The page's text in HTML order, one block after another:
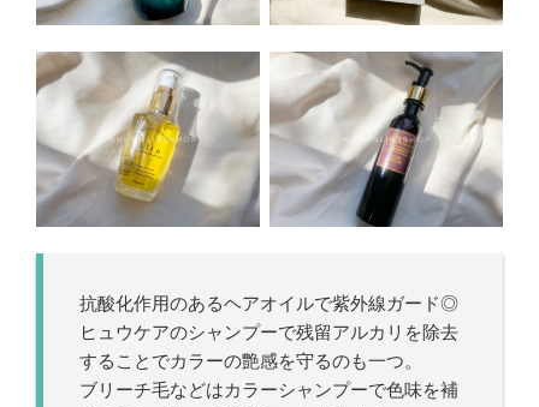
抗酸化作用のあるヘアオイルで紫外線ガード◎
ヒュウケアのシャンプーで残留アルカリを除去
することでカラーの艶感を守るのも一つ。
ブリーチ毛などはカラーシャンプーで色味を補